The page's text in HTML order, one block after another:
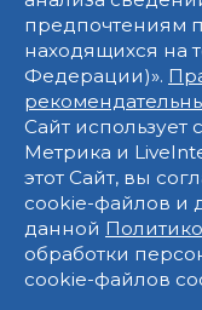
предпочтениям
находящихся на
Федерации)».
Сайт
Метрика и
этот Сайт, вы
cookie-файлов и
данной
обработки
cookie-файлов